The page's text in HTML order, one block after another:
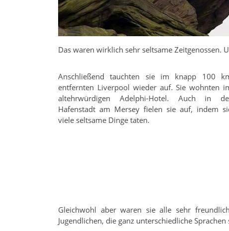
Das waren wirklich sehr seltsame Zeitgenossen.
Anschließend tauchten sie im knapp 100
entfernten Liverpool wieder auf. Sie wohnten
altehrwürdigen Adelphi-Hotel. Auch in
Hafenstadt am Mersey fielen sie auf, indem
viele seltsame Dinge taten.
Gleichwohl aber waren sie alle sehr
Jugendlichen, die ganz unterschiedliche Sprachen